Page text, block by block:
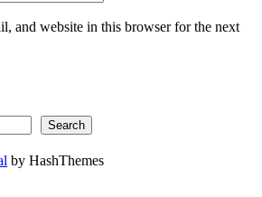
and website in this browser for the next
Search
by HashThemes